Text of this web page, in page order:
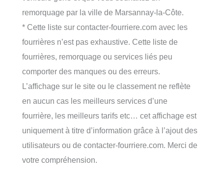
remorquage par la ville de Marsannay-la-Côte.
* Cette liste sur contacter-fourriere.com avec les
fourrières n’est pas exhaustive. Cette liste de
fourrières, remorquage ou services liés peu
comporter des manques ou des erreurs.
L’affichage sur le site ou le classement ne reflète
en aucun cas les meilleurs services d’une
fourrière, les meilleurs tarifs etc… cet affichage est
uniquement à titre d’information grâce à l’ajout des
utilisateurs ou de contacter-fourriere.com. Merci de
votre compréhension.